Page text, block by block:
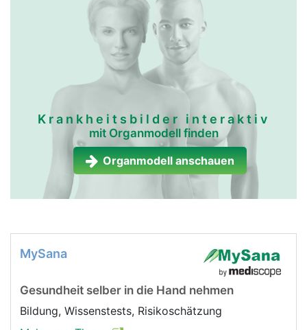
Krankheitsbilder interaktiv
mit Organmodell finden
Organmodell anschauen
MySana
Gesundheit selber in die Hand nehmen
Bildung, Wissenstests, Risikoschätzung